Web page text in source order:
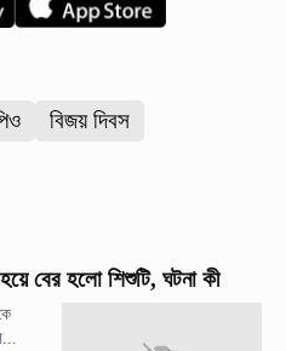
বিজয় দিবস
বের হলো শিশুটি, ঘটনা কী